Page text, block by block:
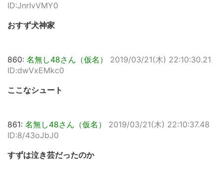
ID:JnrIvVMY0
おすず犬神家
860: 名無し48さん（仮名）
2019/03/21(木) 22:10:30.21
ID:dwVxEMkc0
ここなシュート
861: 名無し48さん（仮名）
2019/03/21(木) 22:10:37.48
ID:8/43oJbJ0
すずは泣き芸だったのか